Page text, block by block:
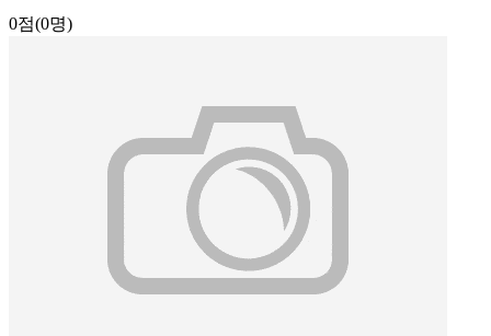
0점(0명)